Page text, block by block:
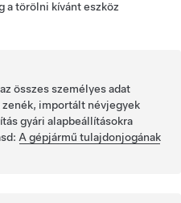
a törölni kívánt eszköz
összes személyes adat
importált névjegyek
gyári alapbeállításokra
A gépjármű tulajdonjogának